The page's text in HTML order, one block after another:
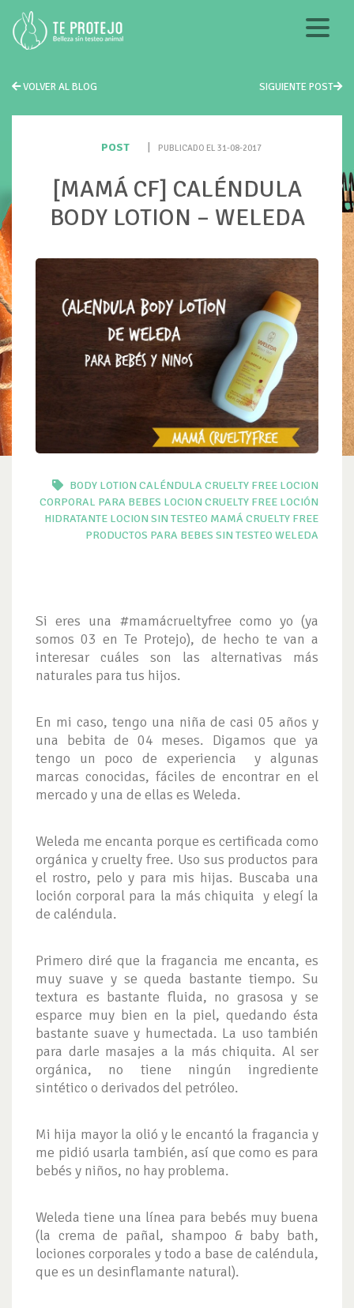
VOLVER AL BLOG SIGUIENTE POST
POST PUBLICADO EL 31-08-2017
[MAMÁ CF] CALÉNDULA
BODY LOTION – WELEDA
BODY LOTION CALÉNDULA CRUELTY FREE LOCION
CORPORAL PARA BEBES LOCION CRUELTY FREE LOCIÓN
HIDRATANTE LOCION SIN TESTEO MAMÁ CRUELTY FREE
PRODUCTOS PARA BEBES SIN TESTEO WELEDA
Si eres una #mamácrueltyfree como yo (ya
somos 03 en Te Protejo), de hecho te van a
interesar cuáles son las alternativas más
naturales para tus hijos.
En mi caso, tengo una niña de casi 05 años y
una bebita de 04 meses. Digamos que ya
tengo un poco de experiencia y algunas
marcas conocidas, fáciles de encontrar en el
mercado y una de ellas es Weleda.
Weleda me encanta porque es certificada como
orgánica y cruelty free. Uso sus productos para
el rostro, pelo y para mis hijas. Buscaba una
loción corporal para la más chiquita y elegí la
de caléndula.
Primero diré que la fragancia me encanta, es
muy suave y se queda bastante tiempo. Su
textura es bastante fluida, no grasosa y se
esparce muy bien en la piel, quedando ésta
bastante suave y humectada. La uso también
para darle masajes a la más chiquita. Al ser
orgánica, no tiene ningún ingrediente
sintético o derivados del petróleo.
Mi hija mayor la olió y le encantó la fragancia y
me pidió usarla también, así que como es para
bebés y niños, no hay problema.
Weleda tiene una línea para bebés muy buena
(la crema de pañal, shampoo & baby bath,
lociones corporales y todo a base de caléndula,
que es un desinflamante natural).